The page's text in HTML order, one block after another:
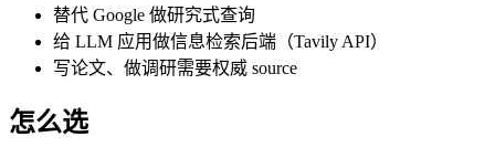
替代 Google 做研究式查询
给 LLM 应用做信息检索后端（Tavily API）
写论文、做调研需要权威 source
怎么选